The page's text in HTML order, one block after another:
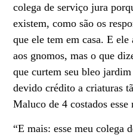
colega de serviço jura
existem, como são os
que ele tem em casa. E ele
aos gnomos, mas o que
que curtem seu bleo
devido crédito a criaturas
Maluco de 4 costados
“E mais: esse meu colega